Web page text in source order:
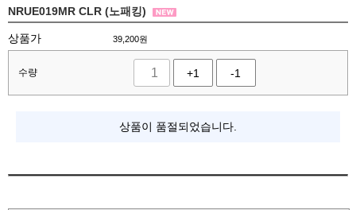
NRUE019MR CLR (노패킹)
상품가 39,200원
수량 +1 -1
상품이 품절되었습니다.